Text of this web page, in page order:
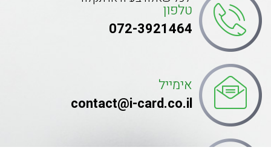
טלפון
072-3921464
אימייל
contact@i-card.co.il